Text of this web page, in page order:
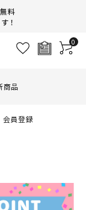
料
！
0
商品
会員登録